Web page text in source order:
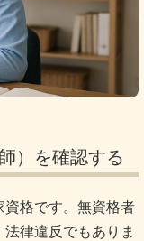
）を確認する
資格です。無資格者
律違反でもありま